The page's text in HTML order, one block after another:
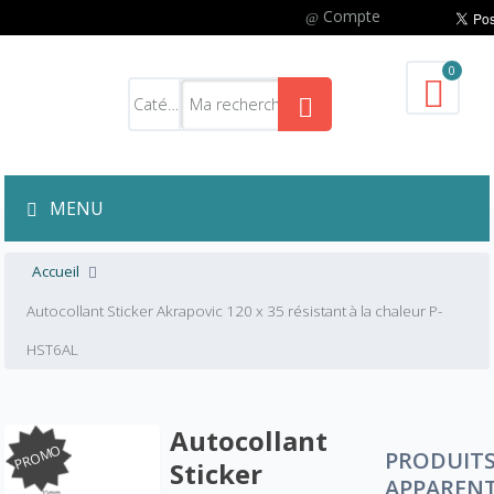
Compte
0
MENU
Accueil
Autocollant Sticker Akrapovic 120 x 35 résistant à la chaleur P-
HST6AL
PROMO
Autocollant
Sticker